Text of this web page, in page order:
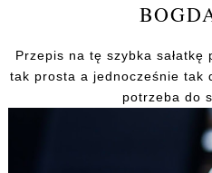
Przepis na tę szybka sałatkę
tak prosta a jednocześnie tak
potrzeba do